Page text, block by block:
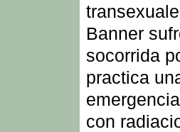
Banner
socorrida
practica
con